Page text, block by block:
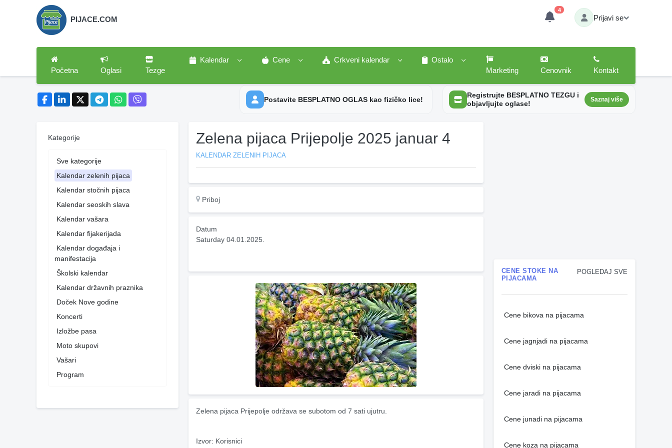
PIJACE.COM
4
Prijavi se
Početna Oglasi Tezge
Kalendar Cene Crkveni kalendar
Ostalo
Marketing
Cenovnik Kontakt
Postavite BESPLATNO OGLAS kao fizičko lice!
Registrujte BESPLATNO TEZGU i
objavljujte oglase!
Saznaj više
Kategorije
Sve kategorije
Kalendar zelenih pijaca
Kalendar stočnih pijaca
Kalendar seoskih slava
Kalendar vašara
Kalendar fijakerijada
Kalendar događaja i
manifestacija
Školski kalendar
Kalendar državnih praznika
Doček Nove godine
Koncerti
Izložbe pasa
Moto skupovi
Vašari
Program
Zelena pijaca Prijepolje 2025 januar 4
KALENDAR ZELENIH PIJACA
Priboj
Datum
Saturday 04.01.2025.
Zelena pijaca Prijepolje održava se subotom od 7 sati ujutru.
Izvor: Korisnici
POGLEDAJ SVE
CENE STOKE NA
PIJACAMA
Cene bikova na pijacama
Cene jagnjadi na pijacama
Cene dviski na pijacama
Cene jaradi na pijacama
Cene junadi na pijacama
Cene koza na pijacama